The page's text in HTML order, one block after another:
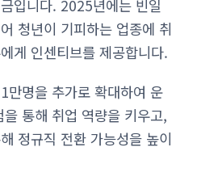
입니다. 2025년에는 빈일
청년이 기피하는 업종에 취
게 인센티브를 제공합니다.
만명을 추가로 확대하여 운
통해 취업 역량을 키우고,
정규직 전환 가능성을 높이